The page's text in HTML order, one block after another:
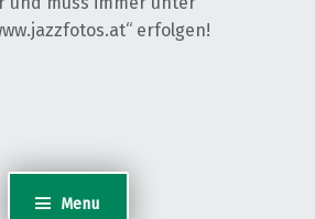
Menu
erfolgen!